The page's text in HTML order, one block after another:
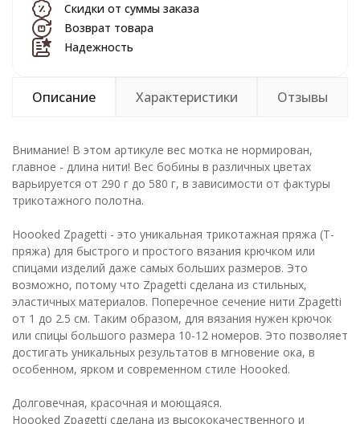
Скидки от суммы заказа
Возврат товара
Надежность
Описание Характеристики Отзывы
Внимание! В этом артикуле вес мотка не нормирован,
главное - длина нити! Вес бобины в различных цветах
варьируется от 290 г до 580 г, в зависимости от фактуры
трикотажного полотна.
Hoooked Zpagetti - это уникальная трикотажная пряжа (T-
пряжа) для быстрого и простого вязания крючком или
спицами изделий даже самых больших размеров. Это
возможно, потому что Zpagetti сделана из стильных,
эластичных материалов. Поперечное сечение нити Zpagetti
от 1 до 2.5 см. Таким образом, для вязания нужен крючок
или спицы большого размера 10-12 номеров. Это позволяет
достигать уникальных результатов в мгновение ока, в
особенном, ярком и современном стиле Hoooked.
Долговечная, красочная и моющаяся.
Hoooked Zpagetti сделана из высококачественного и